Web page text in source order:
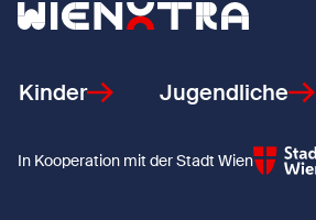
Zurück zur Startseite
Kinder Jugendliche
In Kooperation mit der Stadt Wien